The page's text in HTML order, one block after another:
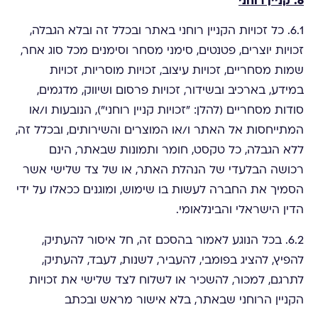
6.1. כל זכויות הקניין רוחני באתר ובכלל זה ובלא הגבלה,
זכויות יוצרים, פטנטים, סימני מסחר וסימנים מכל סוג אחר,
שמות מסחריים, זכויות עיצוב, זכויות מוסריות, זכויות
במידע, בארכיב ובשידור, זכויות פרסום ושיווק, מדגמים,
סודות מסחריים (להלן: "זכויות קניין רוחני"), הנובעות ו/או
המתייחסות אל האתר ו/או המוצרים והשירותים, ובכלל זה,
ללא הגבלה, כל טקסט, חומר ותמונות שבאתר, הינם
רכושה הבלעדי של הנהלת האתר, או של צד שלישי אשר
הסמיך את החברה לעשות בו שימוש, ומוגנים ככאלו על ידי
הדין הישראלי והבינלאומי.
6.2. בכל הנוגע לאמור בהסכם זה, חל איסור להעתיק,
להפיץ, להציג בפומבי, להעביר, לשנות, לעבד, להעתיק,
לתרגם, למכור, להשכיר או לשלוח לצד שלישי את זכויות
הקניין הרוחני שבאתר, בלא אישור מראש ובכתב